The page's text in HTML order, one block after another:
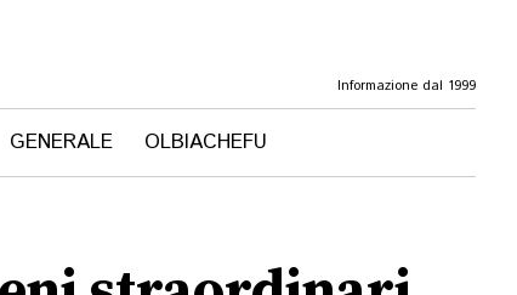
Informazione dal 1999
GENERALE OLBIACHEFU